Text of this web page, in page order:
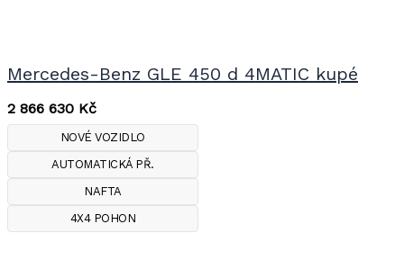
Mercedes-Benz GLE 450 d 4MATIC kupé
2 866 630 Kč
NOVÉ VOZIDLO
AUTOMATICKÁ PŘ.
NAFTA
4X4 POHON